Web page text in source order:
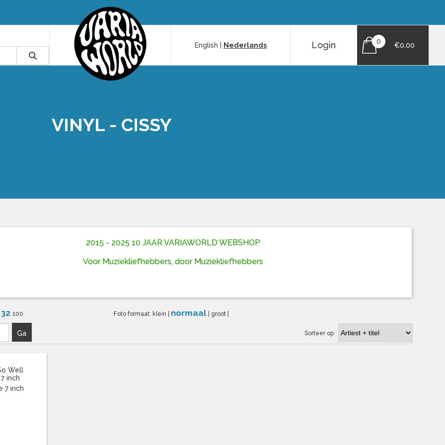
English
Nederlands Login 0 €0,00
VINYL - CISSY
2015 - 2025 10 JAAR VARIAWORLD WEBSHOP
Voor Muziekliefhebbers, door Muziekliefhebbers
32 100 Foto formaat: klein normaal groot
Ga Sorteer op
Well
inch